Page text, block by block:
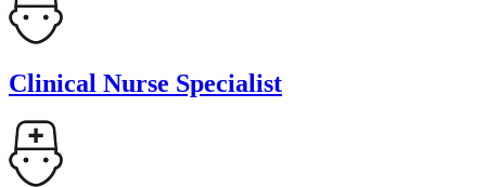
Clinical Nurse Specialist